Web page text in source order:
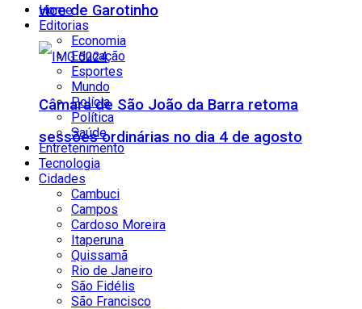
vice de Garotinho
Câmara de São João da Barra retoma
sessões ordinárias no dia 4 de agosto
Home
Editorias
Economia
Educação
Esportes
Mundo
Polícia
Política
Saúde
Entretenimento
Tecnologia
Cidades
Cambuci
Campos
Cardoso Moreira
Itaperuna
Quissamã
Rio de Janeiro
São Fidélis
São Francisco